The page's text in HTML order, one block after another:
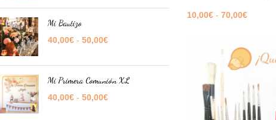
Mi Bautizo
40,00€ - 50,00€
Mi Primera Comunión XL
40,00€ - 50,00€
10,00€ - 70,00€